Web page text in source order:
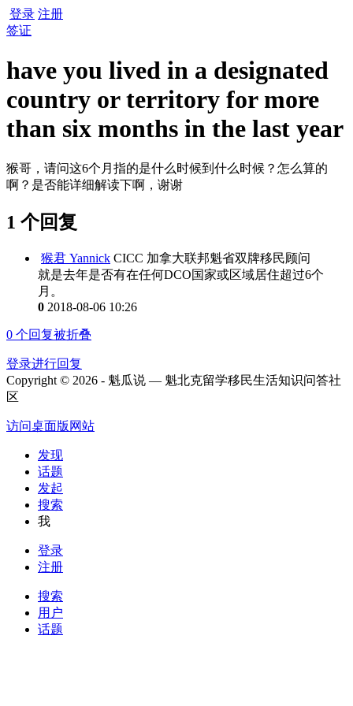
登录 注册
签证
have you lived in a designated
country or territory for more
than six months in the last year
猴哥，请问这6个月指的是什么时候到什么时候？怎么算的
啊？是否能详细解读下啊，谢谢
1 个回复
猴君 Yannick CICC 加拿大联邦魁省双牌移民顾问
就是去年是否有在任何DCO国家或区域居住超过6个
月。
0 2018-08-06 10:26
0 个回复被折叠
登录进行回复
Copyright © 2026 - 魁瓜说 — 魁北克留学移民生活知识问答社
区
访问桌面版网站
发现
话题
发起
搜索
我
登录
注册
搜索
用户
话题